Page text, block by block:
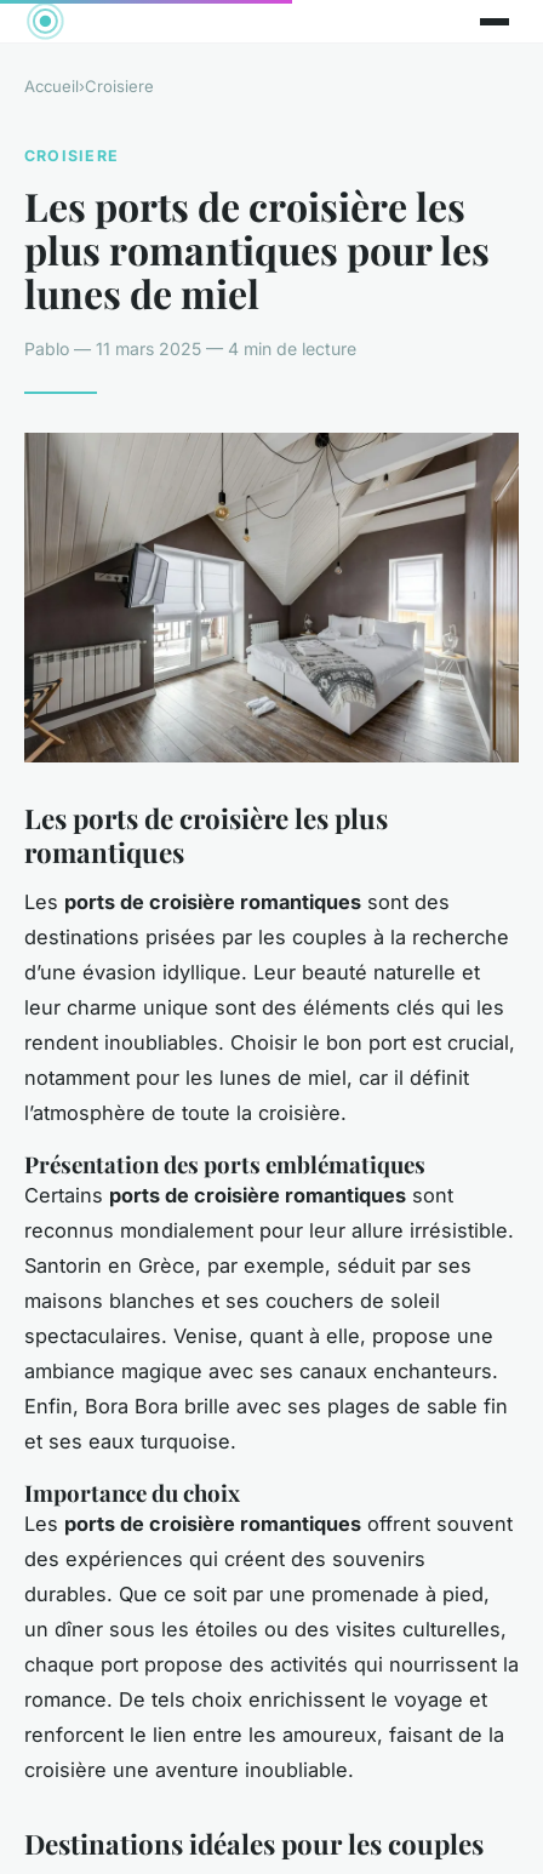
Accueil›Croisiere
CROISIERE
Les ports de croisière les
plus romantiques pour les
lunes de miel
Pablo — 11 mars 2025 — 4 min de lecture
Les ports de croisière les plus
romantiques
Les ports de croisière romantiques sont des
destinations prisées par les couples à la recherche
d’une évasion idyllique. Leur beauté naturelle et
leur charme unique sont des éléments clés qui les
rendent inoubliables. Choisir le bon port est crucial,
notamment pour les lunes de miel, car il définit
l’atmosphère de toute la croisière.
Présentation des ports emblématiques
Certains ports de croisière romantiques sont
reconnus mondialement pour leur allure irrésistible.
Santorin en Grèce, par exemple, séduit par ses
maisons blanches et ses couchers de soleil
spectaculaires. Venise, quant à elle, propose une
ambiance magique avec ses canaux enchanteurs.
Enfin, Bora Bora brille avec ses plages de sable fin
et ses eaux turquoise.
Importance du choix
Les ports de croisière romantiques offrent souvent
des expériences qui créent des souvenirs
durables. Que ce soit par une promenade à pied,
un dîner sous les étoiles ou des visites culturelles,
chaque port propose des activités qui nourrissent la
romance. De tels choix enrichissent le voyage et
renforcent le lien entre les amoureux, faisant de la
croisière une aventure inoubliable.
Destinations idéales pour les couples